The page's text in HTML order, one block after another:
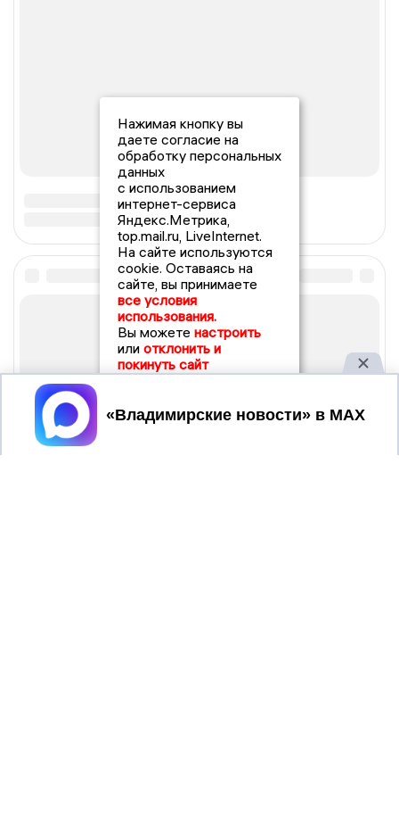
Нажимая кнопку вы
даете согласие на
обработку персональных
данных
с использованием
интернет-сервиса
Яндекс.Метрика,
top.mail.ru, LiveInternet.
На сайте используются
cookie. Оставаясь на
сайте, вы принимаете
все условия
использования.
Вы можете настроить
или отклонить и
покинуть сайт
Принять